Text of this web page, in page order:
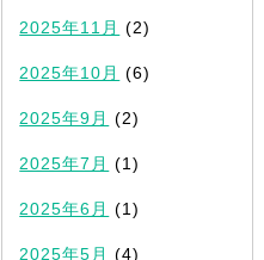
2025年11月 (2)
2025年10月 (6)
2025年9月 (2)
2025年7月 (1)
2025年6月 (1)
2025年5月 (4)